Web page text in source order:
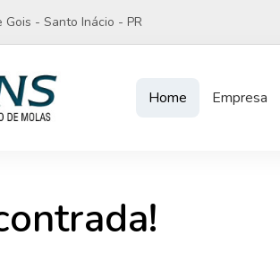
Gois - Santo Inácio - PR
Home Empresa